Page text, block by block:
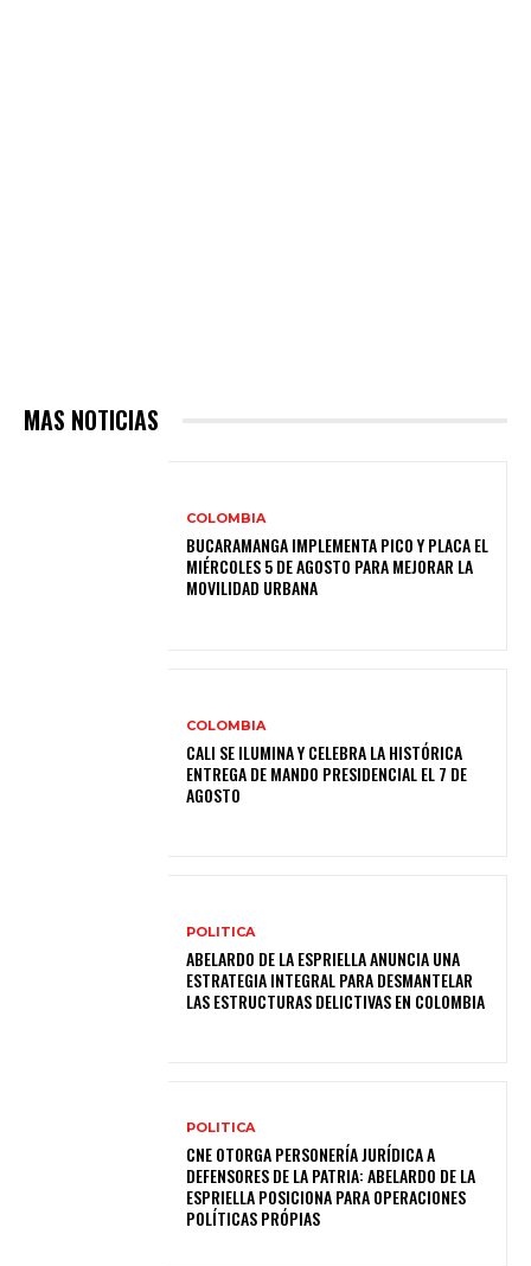
MAS NOTICIAS
COLOMBIA
BUCARAMANGA IMPLEMENTA PICO Y PLACA EL
MIÉRCOLES 5 DE AGOSTO PARA MEJORAR LA
MOVILIDAD URBANA
COLOMBIA
CALI SE ILUMINA Y CELEBRA LA HISTÓRICA
ENTREGA DE MANDO PRESIDENCIAL EL 7 DE
AGOSTO
POLITICA
ABELARDO DE LA ESPRIELLA ANUNCIA UNA
ESTRATEGIA INTEGRAL PARA DESMANTELAR
LAS ESTRUCTURAS DELICTIVAS EN COLOMBIA
POLITICA
CNE OTORGA PERSONERÍA JURÍDICA A
DEFENSORES DE LA PATRIA: ABELARDO DE LA
ESPRIELLA POSICIONA PARA OPERACIONES
POLÍTICAS PRÓPIAS